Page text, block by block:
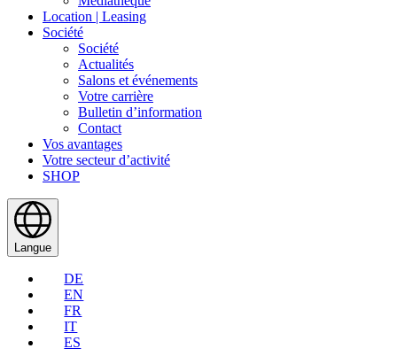
Location | Leasing
Société
Société
Actualités
Salons et événements
Votre carrière
Bulletin d’information
Contact
Vos avantages
Votre secteur d’activité
SHOP
Langue
DE
EN
FR
IT
ES